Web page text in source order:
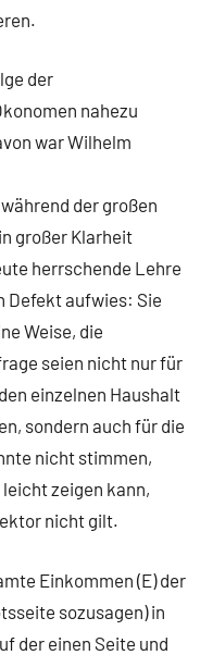
der
nahezu
war Wilhelm
der großen
großer Klarheit
herrschende Lehre
Defekt aufwies: Sie
Weise, die
seien nicht nur für
einzelnen Haushalt
sondern auch für die
nicht stimmen,
zeigen kann,
nicht gilt.
Einkommen (E) der
sozusagen) in
der einen Seite und